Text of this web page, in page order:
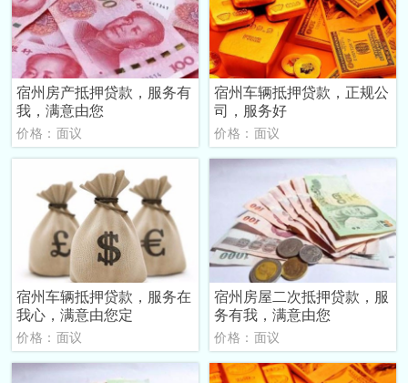
宿州房产抵押贷款，服务有
我，满意由您
价格：面议
宿州车辆抵押贷款，正规公
司，服务好
价格：面议
宿州车辆抵押贷款，服务在
我心，满意由您定
价格：面议
宿州房屋二次抵押贷款，服
务有我，满意由您
价格：面议